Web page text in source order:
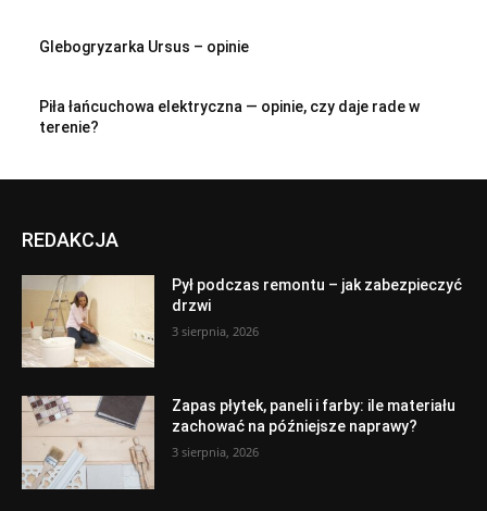
Glebogryzarka Ursus – opinie
Piła łańcuchowa elektryczna — opinie, czy daje rade w
terenie?
REDAKCJA
Pył podczas remontu – jak zabezpieczyć
drzwi
3 sierpnia, 2026
Zapas płytek, paneli i farby: ile materiału
zachować na późniejsze naprawy?
3 sierpnia, 2026